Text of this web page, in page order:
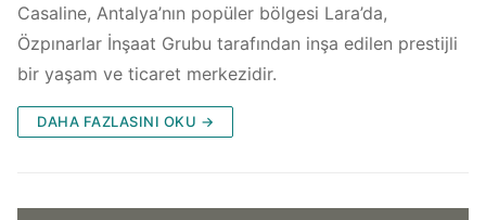
Casaline, Antalya’nın popüler bölgesi Lara’da,
Özpınarlar İnşaat Grubu tarafından inşa edilen prestijli
bir yaşam ve ticaret merkezidir.
DAHA FAZLASINI OKU →